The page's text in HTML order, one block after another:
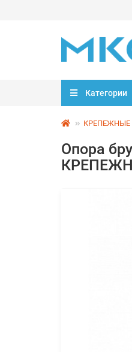
Категории
Опора